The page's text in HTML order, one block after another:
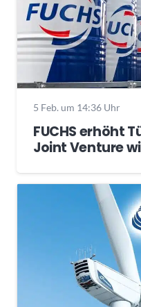
5 Feb. um 14:36 Uhr
FUCHS erhöht
Joint Venture